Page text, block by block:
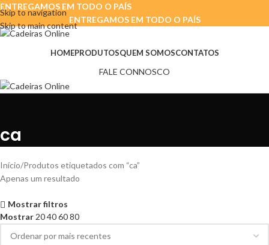
Skip to navigation
Skip to main content
ENTREGAMOS EM TODO O PAÍS
ENTREGAMOS EM TODO O PAÍS
HOMEPRODUTOSQUEM SOMOSCONTATOS
FALE CONNOSCO
ca
Início Produtos etiquetados com “ca”
Apenas um resultado
Mostrar filtros
Mostrar 20406080